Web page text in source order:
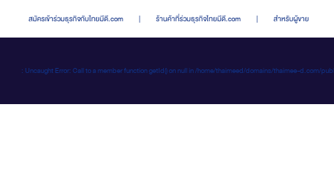
สมัครเข้าร่วมธุรกิจกับไทยมีดี.com | ร้านค้าที่ร่วมธุรกิจไทยมีดี.com | สำหรับผู้ขาย
: Uncaught Error: Call to a member function getId() on null in /home/thaimeed/domains/thaimee-